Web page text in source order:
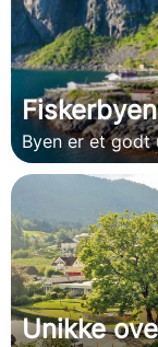
Byen er et godt
Unikke